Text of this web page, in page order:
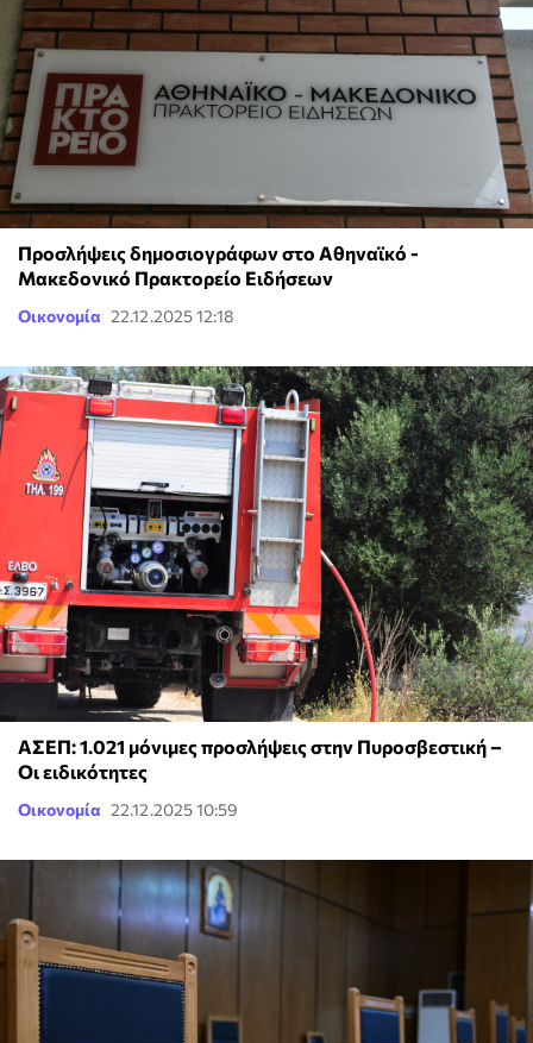
Προσλήψεις δημοσιογράφων στο Αθηναϊκό -
Μακεδονικό Πρακτορείο Ειδήσεων
Οικονομία 22.12.2025 12:18
ΑΣΕΠ: 1.021 μόνιμες προσλήψεις στην Πυροσβεστική –
Οι ειδικότητες
Οικονομία 22.12.2025 10:59